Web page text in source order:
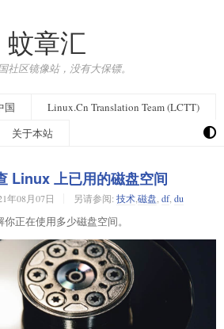
蚊章汇
社区镜像站，没有大保镖。
国
Linux.Cn Translation Team (LCTT)
关于本站
Linux 上已用的磁盘空间
年08月07日 另请参阅: 技术,磁盘 df, du
正在使用多少磁盘空间。